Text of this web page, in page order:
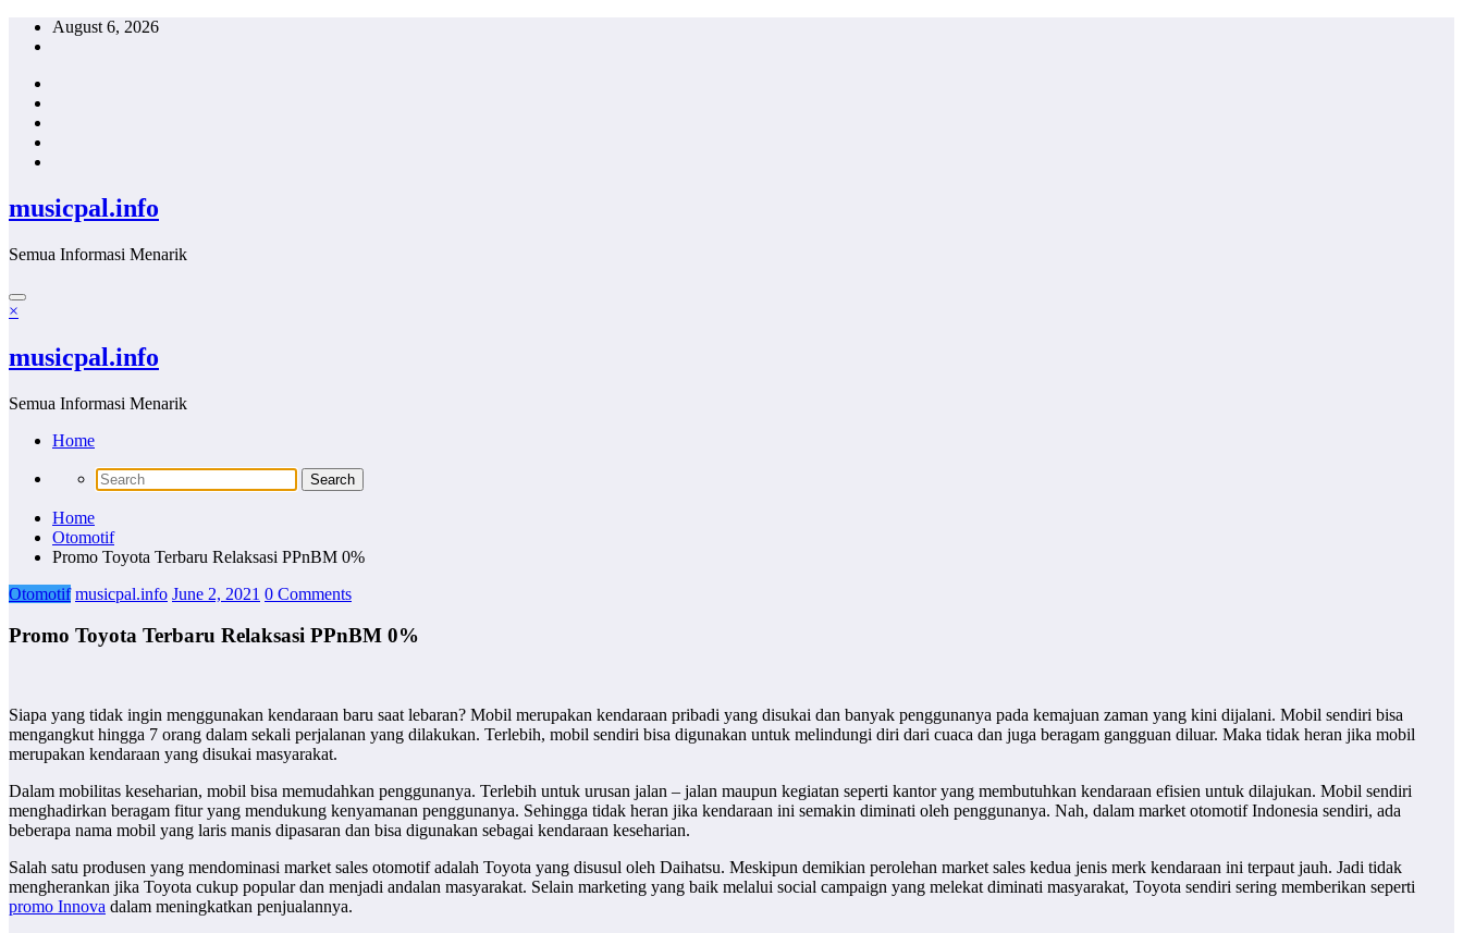
Skip
August 6, 2026
musicpal.info
Semua Informasi Menarik
×
musicpal.info
Semua Informasi Menarik
Home
Home
Otomotif
Promo Toyota Terbaru Relaksasi PPnBM 0%
Otomotif musicpal.info June 2, 2021 0 Comments
Promo Toyota Terbaru Relaksasi PPnBM 0%
Siapa yang tidak ingin menggunakan kendaraan baru saat lebaran? Mobil merupakan kendaraan pribadi yang disukai dan banyak penggunanya pada kemajuan zaman yang kini dijalani. Mobil sendiri bisa
mengangkut hingga 7 orang dalam sekali perjalanan yang dilakukan. Terlebih, mobil sendiri bisa digunakan untuk melindungi diri dari cuaca dan juga beragam gangguan diluar. Maka tidak heran jika mobil
merupakan kendaraan yang disukai masyarakat.
Dalam mobilitas keseharian, mobil bisa memudahkan penggunanya. Terlebih untuk urusan jalan – jalan maupun kegiatan seperti kantor yang membutuhkan kendaraan efisien untuk dilajukan. Mobil sendiri
menghadirkan beragam fitur yang mendukung kenyamanan penggunanya. Sehingga tidak heran jika kendaraan ini semakin diminati oleh penggunanya. Nah, dalam market otomotif Indonesia sendiri, ada
beberapa nama mobil yang laris manis dipasaran dan bisa digunakan sebagai kendaraan keseharian.
Salah satu produsen yang mendominasi market sales otomotif adalah Toyota yang disusul oleh Daihatsu. Meskipun demikian perolehan market sales kedua jenis merk kendaraan ini terpaut jauh. Jadi tidak
mengherankan jika Toyota cukup popular dan menjadi andalan masyarakat. Selain marketing yang baik melalui social campaign yang melekat diminati masyarakat, Toyota sendiri sering memberikan seperti
promo Innova dalam meningkatkan penjualannya.